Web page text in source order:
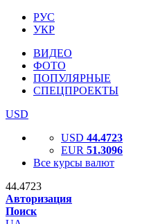
РУС
УКР
ВИДЕО
ФОТО
ПОПУЛЯРНЫЕ
СПЕЦПРОЕКТЫ
USD
USD 44.4723
EUR 51.3096
Все курсы валют
44.4723
Авторизация
Поиск